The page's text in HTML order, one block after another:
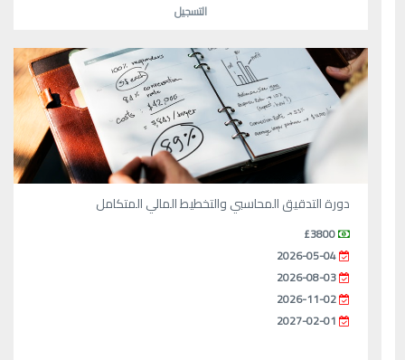
التسجيل
دورة التدقيق المحاسبي والتخطيط المالي المتكامل
£3800
2026-05-04
2026-08-03
2026-11-02
2027-02-01